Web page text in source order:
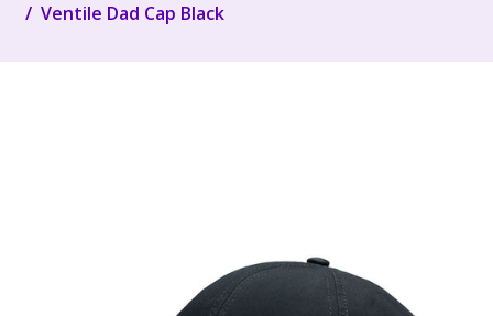
Ventile Dad Cap Black